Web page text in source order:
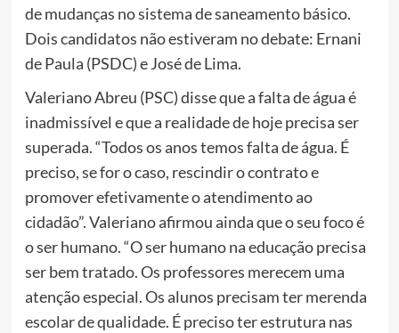
de mudanças no sistema de saneamento básico.
Dois candidatos não estiveram no debate: Ernani
de Paula (PSDC) e José de Lima.
Valeriano Abreu (PSC) disse que a falta de água é
inadmissível e que a realidade de hoje precisa ser
superada. “Todos os anos temos falta de água. É
preciso, se for o caso, rescindir o contrato e
promover efetivamente o atendimento ao
cidadão”. Valeriano afirmou ainda que o seu foco é
o ser humano. “O ser humano na educação precisa
ser bem tratado. Os professores merecem uma
atenção especial. Os alunos precisam ter merenda
escolar de qualidade. É preciso ter estrutura nas